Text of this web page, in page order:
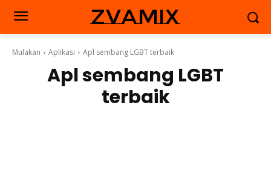
zvamix
Mulakan Aplikasi Apl sembang LGBT terbaik
Apl sembang LGBT
terbaik